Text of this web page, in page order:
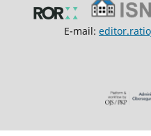
E-mail: